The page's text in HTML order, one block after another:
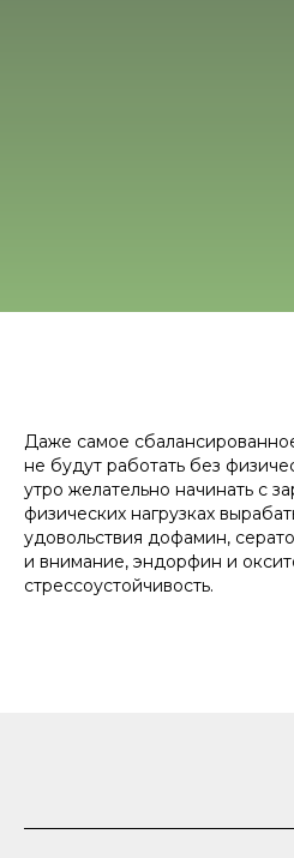
Даже самое
не будут работать без
утро желательно начинать с
физических нагрузках
удовольствия дофамин,
и внимание, эндорфин и
стрессоустойчивость.